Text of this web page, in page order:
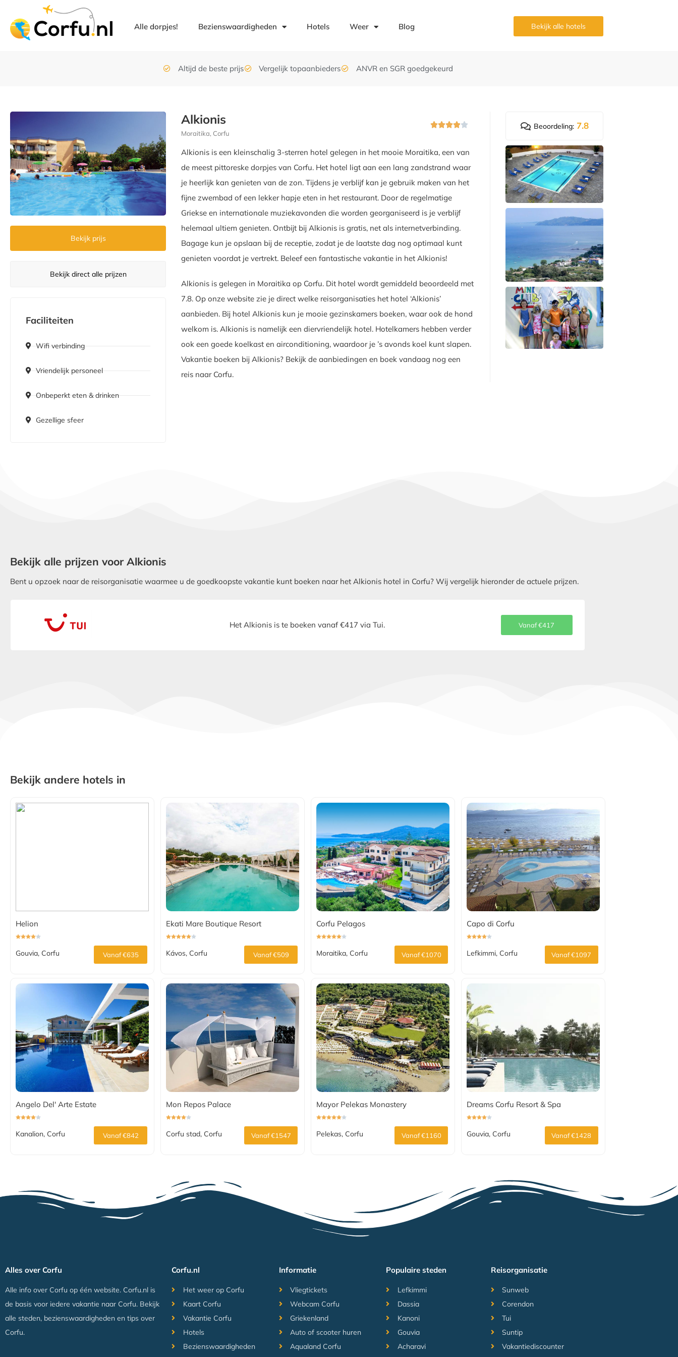
Alle dorpjes! Bezienswaardigheden Hotels Weer Blog Bekijk alle hotels
Altijd de beste prijs Vergelijk topaanbieders ANVR en SGR goedgekeurd
Bekijk prijs
Bekijk direct alle prijzen
Faciliteiten
Wifi verbinding
Vriendelijk personeel
Onbeperkt eten & drinken
Gezellige sfeer
Alkionis
Moraitika, Corfu

Alkionis is een kleinschalig 3-sterren hotel gelegen in het mooie Moraitika, een van
de meest pittoreske dorpjes van Corfu. Het hotel ligt aan een lang zandstrand waar
je heerlijk kan genieten van de zon. Tijdens je verblijf kan je gebruik maken van het
fijne zwembad of een lekker hapje eten in het restaurant. Door de regelmatige
Griekse en internationale muziekavonden die worden georganiseerd is je verblijf
helemaal ultiem genieten. Ontbijt bij Alkionis is gratis, net als internetverbinding.
Bagage kun je opslaan bij de receptie, zodat je de laatste dag nog optimaal kunt
genieten voordat je vertrekt. Beleef een fantastische vakantie in het Alkionis!
Alkionis is gelegen in Moraitika op Corfu. Dit hotel wordt gemiddeld beoordeeld met
7.8. Op onze website zie je direct welke reisorganisaties het hotel ‘Alkionis’
aanbieden. Bij hotel Alkionis kun je mooie gezinskamers boeken, waar ook de hond
welkom is. Alkionis is namelijk een diervriendelijk hotel. Hotelkamers hebben verder
ook een goede koelkast en airconditioning, waardoor je ’s avonds koel kunt slapen.
Vakantie boeken bij Alkionis? Bekijk de aanbiedingen en boek vandaag nog een
reis naar Corfu.
Beoordeling: 7.8
Bekijk alle prijzen voor Alkionis
Bent u opzoek naar de reisorganisatie waarmee u de goedkoopste vakantie kunt boeken naar het Alkionis hotel in Corfu? Wij vergelijk hieronder de actuele prijzen.
Het Alkionis is te boeken vanaf €417 via Tui. Vanaf €417
Bekijk andere hotels in
Helion
Gouvia, Corfu Vanaf €635
Ekati Mare Boutique Resort
Kávos, Corfu Vanaf €509
Corfu Pelagos
Moraitika, Corfu Vanaf €1070
Capo di Corfu
Lefkimmi, Corfu Vanaf €1097
Angelo Del' Arte Estate
Kanalion, Corfu Vanaf €842
Mon Repos Palace
Corfu stad, Corfu Vanaf €1547
Mayor Pelekas Monastery
Pelekas, Corfu Vanaf €1160
Dreams Corfu Resort & Spa
Gouvia, Corfu Vanaf €1428
Alles over Corfu
Alle info over Corfu op één website. Corfu.nl is
de basis voor iedere vakantie naar Corfu. Bekijk
alle steden, bezienswaardigheden en tips over
Corfu.
Corfu.nl
Het weer op Corfu
Kaart Corfu
Vakantie Corfu
Hotels
Bezienswaardigheden
Informatie
Vliegtickets
Webcam Corfu
Griekenland
Auto of scooter huren
Aqualand Corfu
Populaire steden
Lefkimmi
Dassia
Kanoni
Gouvia
Acharavi
Reisorganisatie
Sunweb
Corendon
Tui
Suntip
Vakantiediscounter